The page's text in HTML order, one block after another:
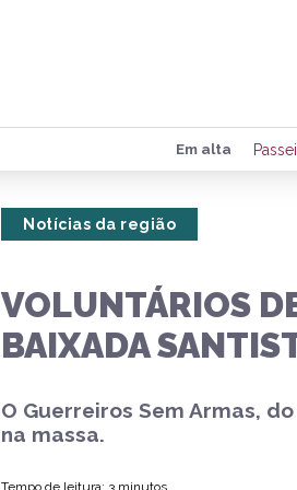
Em alta
Notícias da região
VOLUNTÁRIOS
BAIXADA
O Guerreiros Sem Armas,
na massa.
Tempo de leitura: 3 minutos